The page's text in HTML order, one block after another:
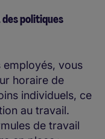
politiques
employés, vous
horaire de
individuels, ce
au travail.
de travail